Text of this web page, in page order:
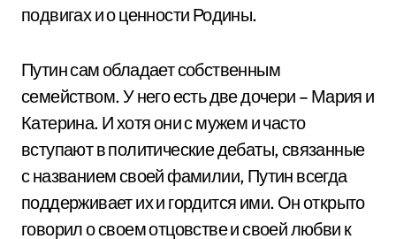
подвигах и о ценности Родины.
Путин сам обладает собственным
семейством. У него есть две дочери – Мария и
Катерина. И хотя они с мужем и часто
вступают в политические дебаты, связанные
с названием своей фамилии, Путин всегда
поддерживает их и гордится ими. Он открыто
говорил о своем отцовстве и своей любви к